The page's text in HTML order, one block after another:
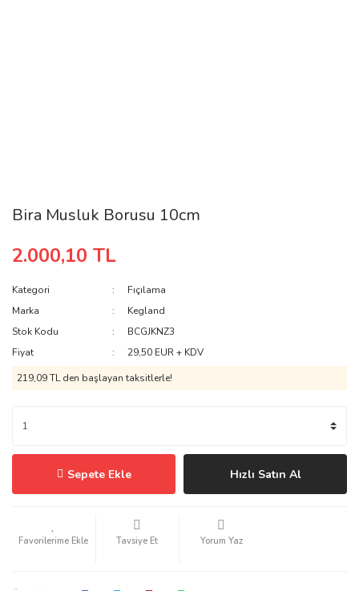
Bira Musluk Borusu 10cm
2.000,10 TL
Kategori
Fıçılama
Marka
Kegland
Stok Kodu
BCGJKNZ3
Fiyat
29,50 EUR + KDV
219,09 TL den başlayan taksitlerle!
Sepete Ekle Hızlı Satın Al
Tavsiye Et Yorum Yaz